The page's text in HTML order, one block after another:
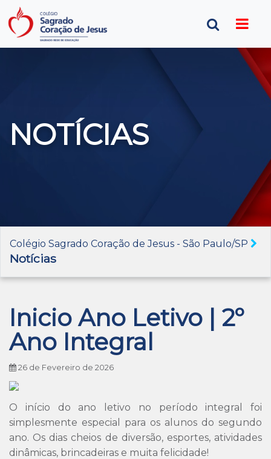
NOTÍCIAS
Colégio Sagrado Coração de Jesus - São Paulo/SP
Notícias
Inicio Ano Letivo | 2º
Ano Integral
26 de Fevereiro de 2026
O início do ano letivo no período integral foi
simplesmente especial para os alunos do segundo
ano. Os dias cheios de diversão, esportes, atividades
dinâmicas, brincadeiras e muita felicidade!